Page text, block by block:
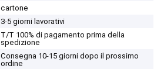
cartone
3-5 giorni lavorativi
T/T 100% di pagamento prima della
spedizione
Consegna 10-15 giorni dopo il prossimo
ordine